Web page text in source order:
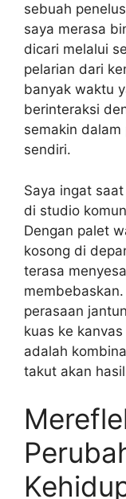
sebuah
saya merasa
dicari melalui
pelarian dari
banyak waktu
berinteraksi
semakin
sendiri.
Saya ingat
di studio
Dengan palet
kosong di
terasa
perasaan
kuas ke
adalah
takut akan